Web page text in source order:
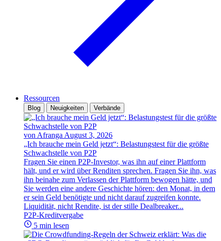
Ressourcen
Blog Neuigkeiten Verbände
von Afranga August 3, 2026
„Ich brauche mein Geld jetzt“: Belastungstest für die größte
Schwachstelle von P2P
Fragen Sie einen P2P-Investor, was ihn auf einer Plattform
hält, und er wird über Renditen sprechen. Fragen Sie ihn, was
ihn beinahe zum Verlassen der Plattform bewogen hätte, und
Sie werden eine andere Geschichte hören: den Monat, in dem
er sein Geld benötigte und nicht darauf zugreifen konnte.
Liquidität, nicht Rendite, ist der stille Dealbreaker...
P2P-Kreditvergabe
5 min lesen